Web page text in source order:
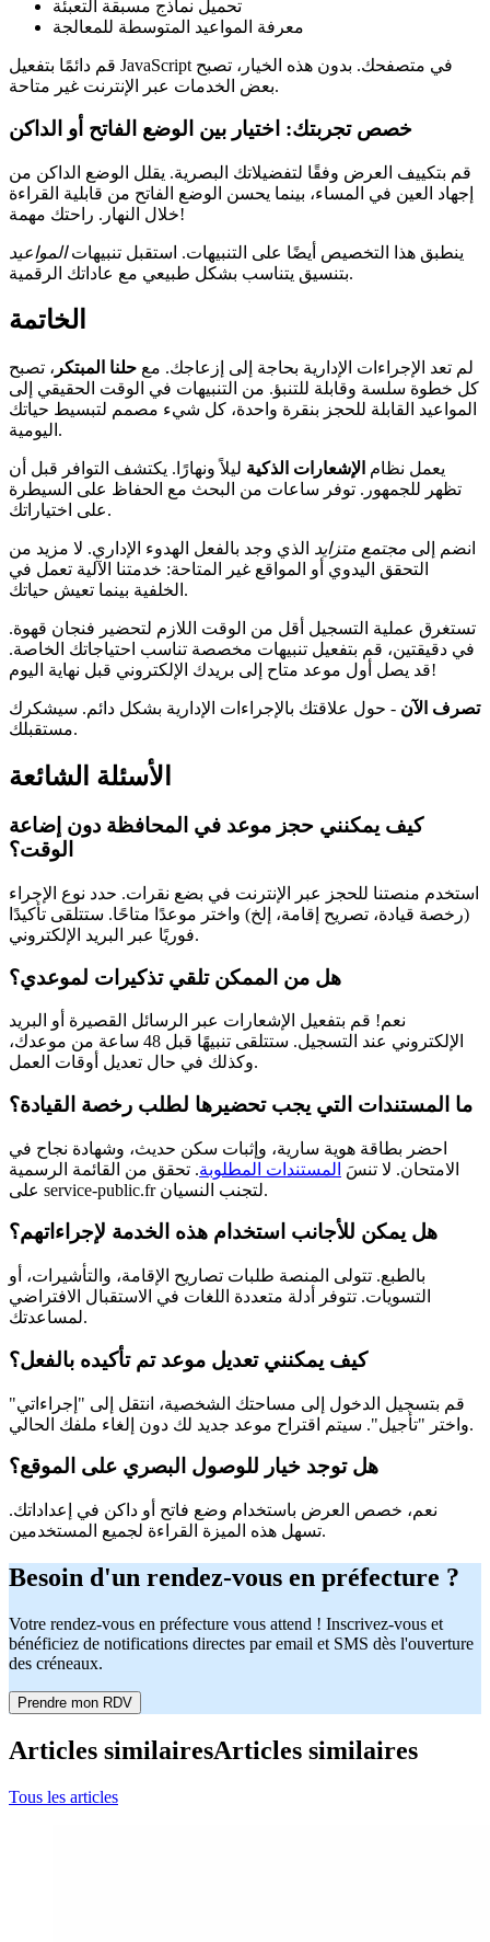
تحميل نماذج مسبقة التعبئة
معرفة المواعيد المتوسطة للمعالجة
قم دائمًا بتفعيل JavaScript في متصفحك. بدون هذه الخيار، تصبح
بعض الخدمات عبر الإنترنت غير متاحة.
خصص تجربتك: اختيار بين الوضع الفاتح أو الداكن
قم بتكييف العرض وفقًا لتفضيلاتك البصرية. يقلل الوضع الداكن من
إجهاد العين في المساء، بينما يحسن الوضع الفاتح من قابلية القراءة
خلال النهار. راحتك مهمة!
ينطبق هذا التخصيص أيضًا على التنبيهات. استقبل تنبيهاتالمواعيد
بتنسيق يتناسب بشكل طبيعي مع عاداتك الرقمية.
الخاتمة
لم تعد الإجراءات الإدارية بحاجة إلى إزعاجك. مع حلنا المبتكر ، تصبح
كل خطوة سلسة وقابلة للتنبؤ. من التنبيهات في الوقت الحقيقي إلى
المواعيد القابلة للحجز بنقرة واحدة، كل شيء مصمم لتبسيط حياتك
اليومية.
يعمل نظام الإشعارات الذكية ليلاً ونهارًا. يكتشف التوافر قبل أن
تظهر للجمهور. توفر ساعات من البحث مع الحفاظ على السيطرة
على اختياراتك.
انضم إلى مجتمع متزايد الذي وجد بالفعل الهدوء الإداري. لا مزيد من
التحقق اليدوي أو المواقع غير المتاحة: خدمتنا الآلية تعمل في
الخلفية بينما تعيش حياتك.
تستغرق عملية التسجيل أقل من الوقت اللازم لتحضير فنجان قهوة.
في دقيقتين، قم بتفعيل تنبيهات مخصصة تناسب احتياجاتك الخاصة.
قد يصل أول موعد متاح إلى بريدك الإلكتروني قبل نهاية اليوم!
تصرف الآن - حول علاقتك بالإجراءات الإدارية بشكل دائم. سيشكرك
مستقبلك.
الأسئلة الشائعة
كيف يمكنني حجز موعد في المحافظة دون إضاعة
الوقت؟
استخدم منصتنا للحجز عبر الإنترنت في بضع نقرات. حدد نوع الإجراء
(رخصة قيادة، تصريح إقامة، إلخ) واختر موعدًا متاحًا. ستتلقى تأكيدًا
فوريًا عبر البريد الإلكتروني.
هل من الممكن تلقي تذكيرات لموعدي؟
نعم! قم بتفعيل الإشعارات عبر الرسائل القصيرة أو البريد
الإلكتروني عند التسجيل. ستتلقى تنبيهًا قبل 48 ساعة من موعدك،
وكذلك في حال تعديل أوقات العمل.
ما المستندات التي يجب تحضيرها لطلب رخصة القيادة؟
احضر بطاقة هوية سارية، وإثبات سكن حديث، وشهادة نجاح في
الامتحان. لا تنسَ المستندات المطلوبة. تحقق من القائمة الرسمية
على service-public.fr لتجنب النسيان.
هل يمكن للأجانب استخدام هذه الخدمة لإجراءاتهم؟
بالطبع. تتولى المنصة طلبات تصاريح الإقامة، والتأشيرات، أو
التسويات. تتوفر أدلة متعددة اللغات في الاستقبال الافتراضي
لمساعدتك.
كيف يمكنني تعديل موعد تم تأكيده بالفعل؟
قم بتسجيل الدخول إلى مساحتك الشخصية، انتقل إلى "إجراءاتي"
واختر "تأجيل". سيتم اقتراح موعد جديد لك دون إلغاء ملفك الحالي.
هل توجد خيار للوصول البصري على الموقع؟
نعم، خصص العرض باستخدام وضع فاتح أو داكن في إعداداتك.
تسهل هذه الميزة القراءة لجميع المستخدمين.
Besoin d'un rendez-vous en préfecture ?
Votre rendez-vous en préfecture vous attend ! Inscrivez-vous et
bénéficiez de notifications directes par email et SMS dès l'ouverture
des créneaux.
Prendre mon RDV
Articles similairesArticles similaires
Tous les articles